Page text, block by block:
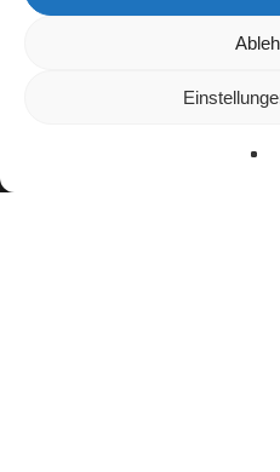
Wir verwenden Cookies, um dir
kannst du
verwenden oder sie ausschalten.